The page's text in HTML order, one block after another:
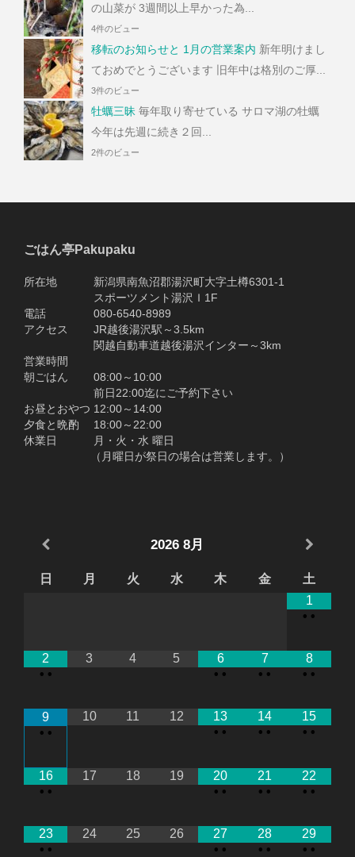
の山菜が 3週間以上早かった為...
4件のビュー
移転のお知らせと 1月の営業案内 新年明けまし
ておめでとうございます 旧年中は格別のご厚...
3件のビュー
牡蠣三昧 毎年取り寄せている サロマ湖の牡蠣
今年は先週に続き２回...
2件のビュー
ごはん亭Pakupaku
所在地 新潟県南魚沼郡湯沢町大字土樽6301-1
スポーツメント湯沢Ｉ1F
電話 080-6540-8989
アクセス JR越後湯沢駅～3.5km
関越自動車道越後湯沢インター～3km
営業時間
朝ごはん 08:00～10:00
前日22:00迄にご予約下さい
お昼とおやつ 12:00～14:00
夕食と晩酌 18:00～22:00
休業日 月・火・水 曜日
（月曜日が祭日の場合は営業します。）
2026 8月
日 月 火 水 木 金
土
1
• •
2
• •
3 4 5
6
• •
7
• •
8
• •
9
• •
10 11 12
13
• •
14
• •
15
• •
16
• •
17 18 19
20
• •
21
• •
22
• •
23
• •
24 25 26
27
• •
28
• •
29
• •